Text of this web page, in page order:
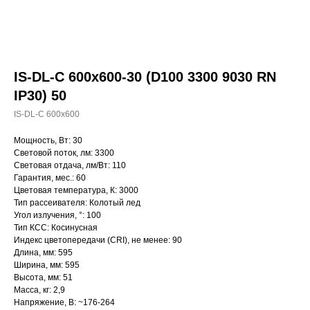
IS-DL-C 600x600-30 (D100 3300 9030 RN
IP30) 50
IS-DL-C 600x600
Мощность, Вт: 30
Световой поток, лм: 3300
Световая отдача, лм/Вт: 110
Гарантия, мес.: 60
Цветовая температура, К: 3000
Тип рассеивателя: Колотый лед
Угол излучения, °: 100
Тип КСС: Косинусная
Индекс цветопередачи (CRI), не менее: 90
Длина, мм: 595
Ширина, мм: 595
Высота, мм: 51
Масса, кг: 2,9
Напряжение, В: ~176-264